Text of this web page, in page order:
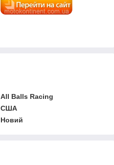
All Balls Racing
США
Новий